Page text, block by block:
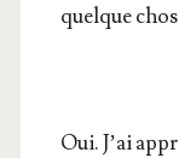
quelque
Oui. J’ai